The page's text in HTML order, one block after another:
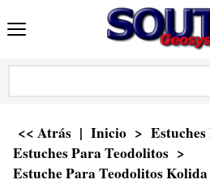
<< Atrás | Inicio >
Estuches Para Teodolitos >
Estuche Para Teodolitos Kolida